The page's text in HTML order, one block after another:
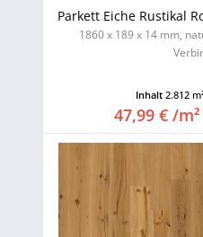
Parkett Eiche Rustikal
1860 x 189 x 14 mm,
Inhalt2.812
47,99 € /m²